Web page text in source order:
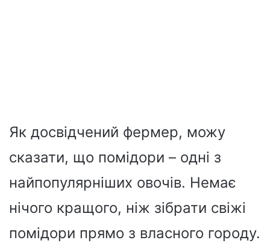
Як досвідчений фермер, можу
сказати, що помідори – одні з
найпопулярніших овочів. Немає
нічого кращого, ніж зібрати свіжі
помідори прямо з власного городу.